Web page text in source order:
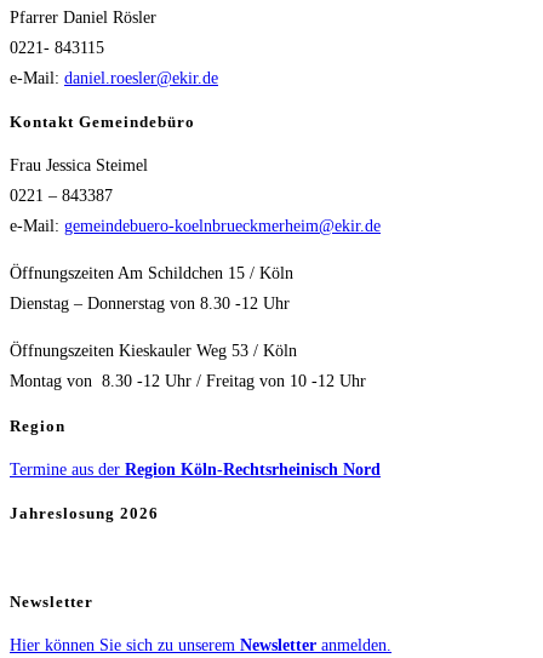
Pfarrer Daniel Rösler
0221- 843115
e-Mail: daniel.roesler@ekir.de
Kontakt Gemeindebüro
Frau Jessica Steimel
0221 – 843387
e-Mail: gemeindebuero-koelnbrueckmerheim@ekir.de
Öffnungszeiten Am Schildchen 15 / Köln
Dienstag – Donnerstag von 8.30 -12 Uhr
Öffnungszeiten Kieskauler Weg 53 / Köln
Montag von 8.30 -12 Uhr / Freitag von 10 -12 Uhr
Region
Termine aus der Region Köln-Rechtsrheinisch Nord
Jahreslosung 2026
Newsletter
Hier können Sie sich zu unserem Newsletter anmelden.